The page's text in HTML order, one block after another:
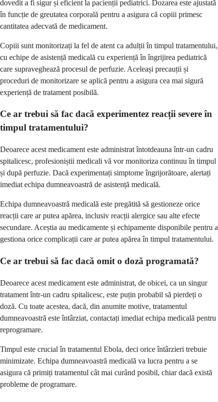
dovedit a fi sigur și eficient la pacienții pediatrici. Dozarea este ajustată
în funcție de greutatea corporală pentru a asigura că copiii primesc
cantitatea adecvată de medicament.
Copiii sunt monitorizați la fel de atent ca adulții în timpul tratamentului,
cu echipe de asistență medicală cu experiență în îngrijirea pediatrică
care supraveghează procesul de perfuzie. Aceleași precauții și
proceduri de monitorizare se aplică pentru a asigura cea mai sigură
experiență de tratament posibilă.
Ce ar trebui să fac dacă experimentez reacții severe în
timpul tratamentului?
Deoarece acest medicament este administrat întotdeauna într-un cadru
spitalicesc, profesioniștii medicali vă vor monitoriza continuu în timpul
și după perfuzie. Dacă experimentați simptome îngrijorătoare, alertați
imediat echipa dumneavoastră de asistență medicală.
Echipa dumneavoastră medicală este pregătită să gestioneze orice
reacții care ar putea apărea, inclusiv reacții alergice sau alte efecte
secundare. Aceștia au medicamente și echipamente disponibile pentru a
gestiona orice complicații care ar putea apărea în timpul tratamentului.
Ce ar trebui să fac dacă omit o doză programată?
Deoarece acest medicament este administrat, de obicei, ca un singur
tratament într-un cadru spitalicesc, este puțin probabil să pierdeți o
doză. Cu toate acestea, dacă, din anumite motive, tratamentul
dumneavoastră este întârziat, contactați imediat echipa medicală pentru
reprogramare.
Timpul este crucial în tratamentul Ebola, deci orice întârzieri trebuie
minimizate. Echipa dumneavoastră medicală va lucra pentru a se
asigura că primiți tratamentul cât mai curând posibil, chiar dacă există
probleme de programare.